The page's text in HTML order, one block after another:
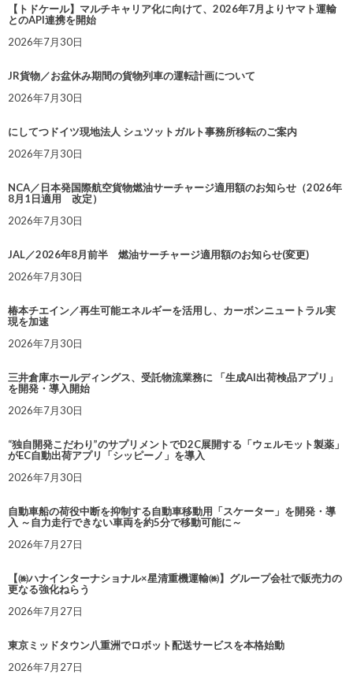
【トドケール】マルチキャリア化に向けて、2026年7月よりヤマト運輸
とのAPI連携を開始
2026年7月30日
JR貨物／お盆休み期間の貨物列車の運転計画について
2026年7月30日
にしてつドイツ現地法人 シュツットガルト事務所移転のご案内
2026年7月30日
NCA／日本発国際航空貨物燃油サーチャージ適用額のお知らせ（2026年
8月1日適用 改定）
2026年7月30日
JAL／2026年8月前半 燃油サーチャージ適用額のお知らせ(変更)
2026年7月30日
椿本チエイン／再生可能エネルギーを活用し、カーボンニュートラル実
現を加速
2026年7月30日
三井倉庫ホールディングス、受託物流業務に 「生成AI出荷検品アプリ」
を開発・導入開始
2026年7月30日
“独自開発こだわり”のサプリメントでD2C展開する「ウェルモット製薬」
がEC自動出荷アプリ「シッピーノ」を導入
2026年7月30日
自動車船の荷役中断を抑制する自動車移動用「スケーター」を開発・導
入 ～自力走行できない車両を約5分で移動可能に～
2026年7月27日
【㈱ハナインターナショナル×星清重機運輸㈱】グループ会社で販売力の
更なる強化ねらう
2026年7月27日
東京ミッドタウン八重洲でロボット配送サービスを本格始動
2026年7月27日